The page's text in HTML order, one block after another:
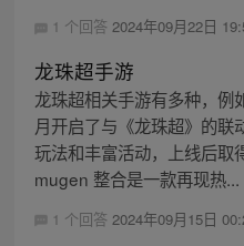
1 个回答 2024年09月22日
龙珠超手游
龙珠超相关手游有多种，例
月开启了与《龙珠超》的联
玩法和丰富活动，上线后取
mugen 整合是一款再现热...
1 个回答 2024年09月15日